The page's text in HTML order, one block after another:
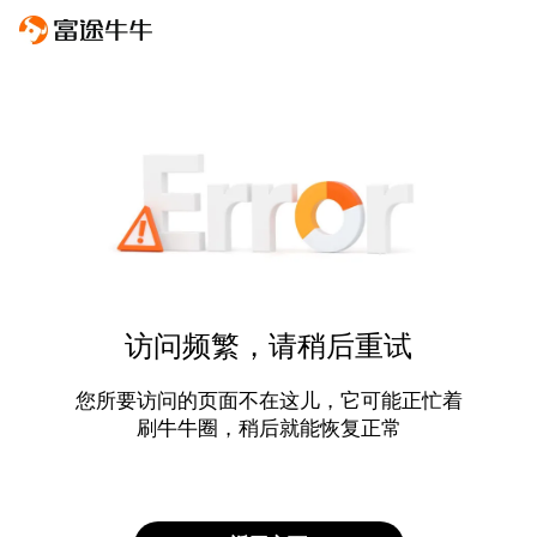
访问频繁，请稍后重试
您所要访问的页面不在这儿，它可能正忙着
刷牛牛圈，稍后就能恢复正常